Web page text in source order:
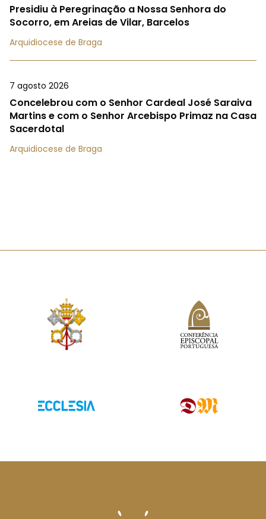
Presidiu à Peregrinação a Nossa Senhora do
Socorro, em Areias de Vilar, Barcelos
Arquidiocese de Braga
7 agosto 2026
Concelebrou com o Senhor Cardeal José Saraiva
Martins e com o Senhor Arcebispo Primaz na Casa
Sacerdotal
Arquidiocese de Braga